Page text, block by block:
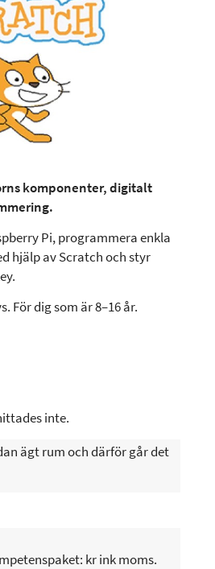
komponenter, digitalt
Pi, programmera enkla
hjälp av Scratch och styr
För dig som är 8–16 år.
inte.
ägt rum och därför går det
kr ink moms.